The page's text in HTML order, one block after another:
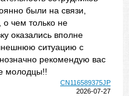
были на связи,
чем только не
оказались вполне
ситуацию с
рекомендую вас
молодцы!!
CN116589375JP
2026-07-27